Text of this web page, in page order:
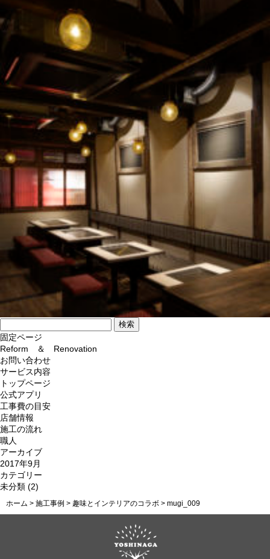
検
索:
固定ページ
Reform ＆ Renovation
お問い合わせ
サービス内容
トップページ
公式アプリ
工事費の目安
店舗情報
施工の流れ
職人
アーカイブ
2017年9月
カテゴリー
未分類 (2)
ホーム > 施工事例 > 趣味とインテリアのコラボ > mugi_009